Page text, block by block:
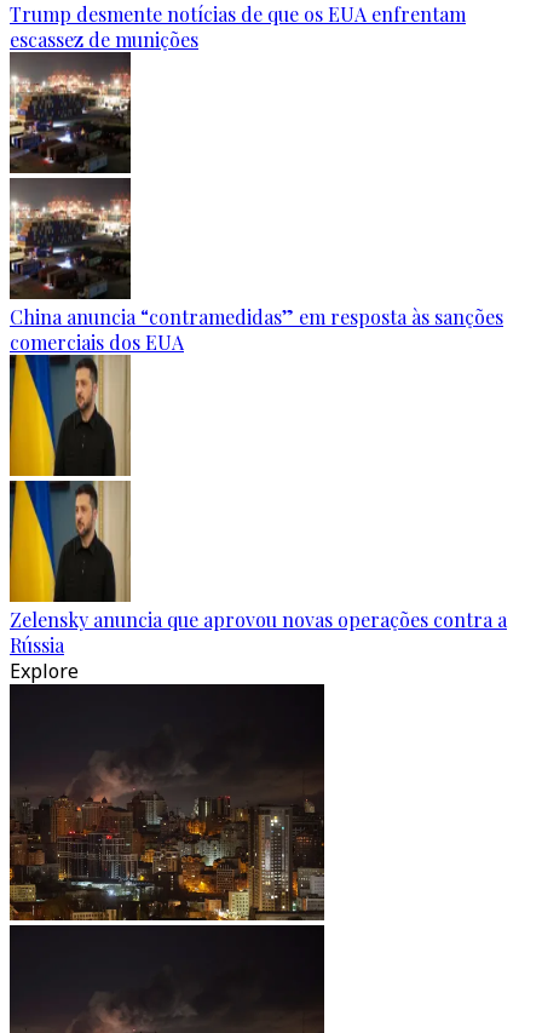
Trump desmente notícias de que os EUA enfrentam
escassez de munições
China anuncia “contramedidas” em resposta às sanções
comerciais dos EUA
Zelensky anuncia que aprovou novas operações contra a
Rússia
Explore